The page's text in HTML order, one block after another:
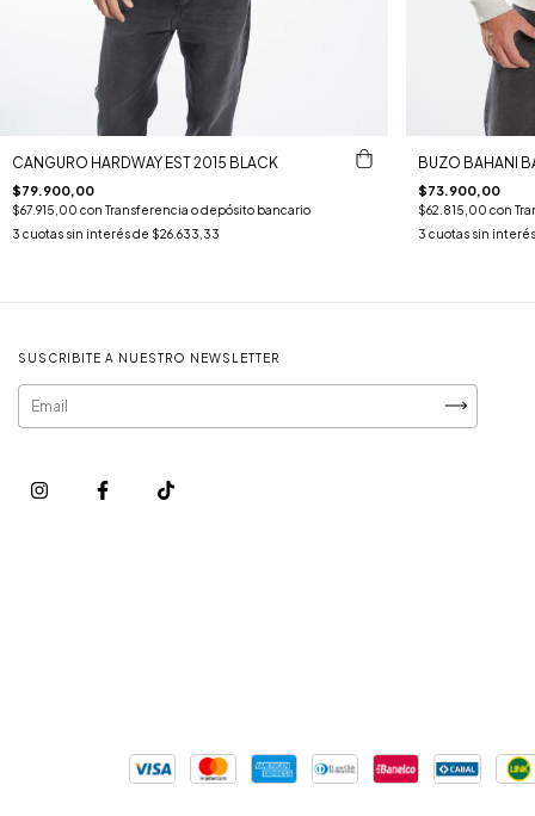
CANGURO HARDWAY EST 2015 BLACK
$79.900,00
$67.915,00 con Transferencia o depósito bancario
3 cuotas sin interés de $26.633,33
BUZO BAHANI
$73.900,00
$62.815,00 con
3 cuotas sin
SUSCRIBITE A NUESTRO NEWSLETTER